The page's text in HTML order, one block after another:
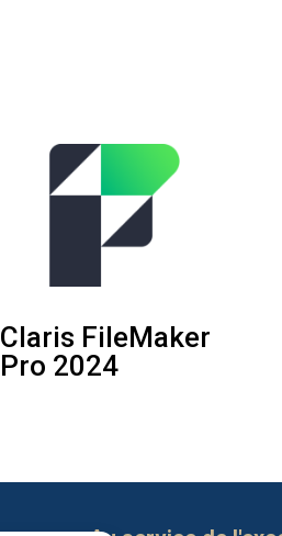
Claris FileMaker
Pro 2024